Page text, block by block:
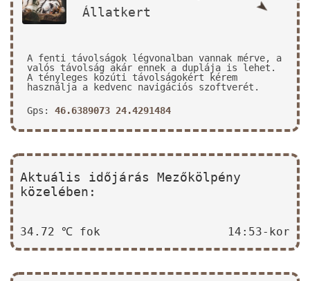
Állatkert
A fenti távolságok légvonalban vannak mérve, a
valós távolság akár ennek a duplája is lehet.
A tényleges közúti távolságokért kérem
használja a kedvenc navigációs szoftverét.
Gps: 46.6389073 24.4291484
Aktuális időjárás Mezőkölpény
közelében:
34.72 ℃ fok 14:53-kor